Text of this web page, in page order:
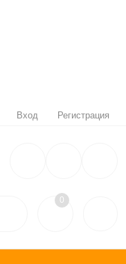
Вход Регистрация
0